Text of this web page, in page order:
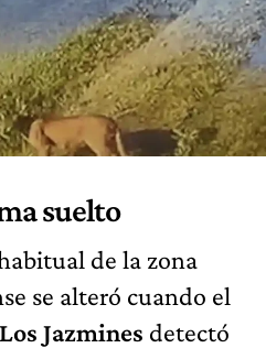
suelto
de la zona
se alteró cuando el
Los Jazmines detectó